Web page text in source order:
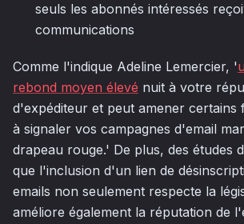
seuls les abonnés intéressés
communications
Comme l'indique Adeline Lemercier, '
rebond moyen élevé nuit à votre
d'expéditeur et peut amener certains
à signaler vos campagnes d'email
drapeau rouge.' De plus, des études
que l'inclusion d'un lien de
emails non seulement respecte la
améliore également la réputation de